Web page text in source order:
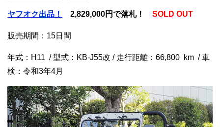
ヤフオク出品！ 2,829,000円で落札！ SOLD OUT
販売期間：15日間
年式：H11 / 型式：KB-J55改 / 走行距離：66,800 km / 車
検：令和3年4月